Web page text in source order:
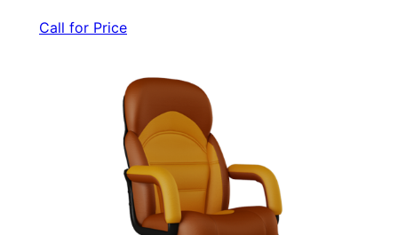
Call for Price